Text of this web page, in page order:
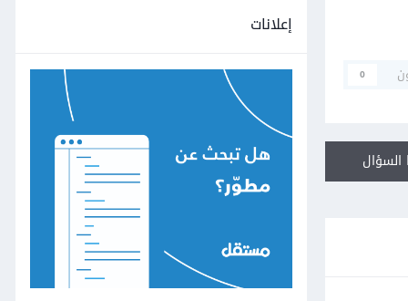
0
إعلانات